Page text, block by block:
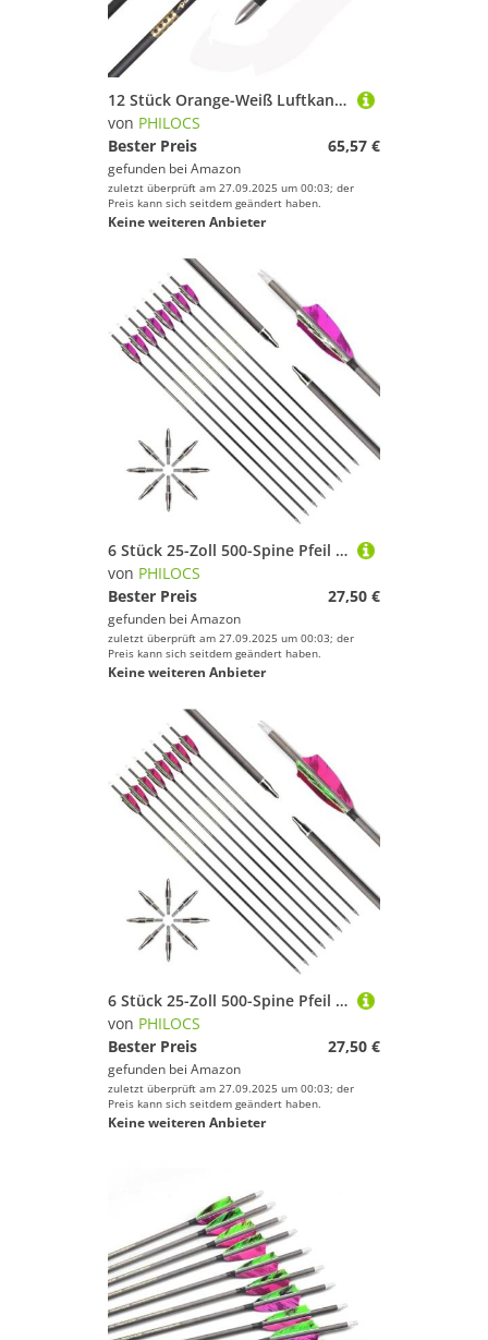
12 Stück Orange-Weiß Luftkanäle Flügel Pfeile ID 4,2 mm Spine 300 350 400 500 600 700 800 900 1000 1100 1200 1300 1400 1500 Carbonpfeil, für Wettkämpfe, Bogenschießen-Training (32inch,Spine 800)
von PHILOCS
Bester Preis
65,57 €
gefunden bei Amazon
zuletzt überprüft am 27.09.2025 um 00:03; der
Preis kann sich seitdem geändert haben.
Keine weiteren Anbieter
6 Stück 25-Zoll 500-Spine Pfeil Abnehmbare Pfeilspitzen Übungspfeil Jagdpfeil Truthahnfedern Pfeilfedern Carbonpfeile Bogenpfeile für Langbogen Recurvebogen Compoundbogen Bogenschießen Violett A4
von PHILOCS
Bester Preis
27,50 €
gefunden bei Amazon
zuletzt überprüft am 27.09.2025 um 00:03; der
Preis kann sich seitdem geändert haben.
Keine weiteren Anbieter
6 Stück 25-Zoll 500-Spine Pfeil Abnehmbare Pfeilspitzen Übungspfeil Jagdpfeil Truthahnfedern Pfeilfedern Carbonpfeile Bogenpfeile für Langbogen Recurvebogen Compoundbogen Bogenschießen Violett A6
von PHILOCS
Bester Preis
27,50 €
gefunden bei Amazon
zuletzt überprüft am 27.09.2025 um 00:03; der
Preis kann sich seitdem geändert haben.
Keine weiteren Anbieter